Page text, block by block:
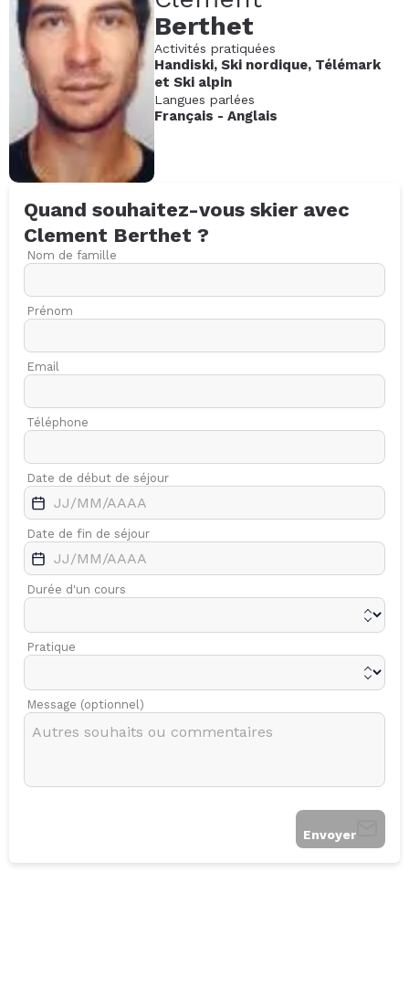
Berthet
Activités pratiquées
Handiski,Ski nordique, Télémark
etSki alpin
Langues parlées
Français -Anglais
Quand souhaitez-vous skier avec
Clement Berthet ?
Nom de famille
Prénom
Email
Téléphone
Date de début de séjour
Date de fin de séjour
Durée d'un cours
Pratique
Message (optionnel)
Envoyer